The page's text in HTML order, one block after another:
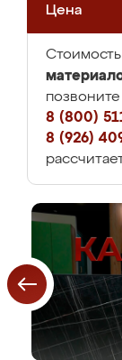
Цена
8 (800)
8 (926)